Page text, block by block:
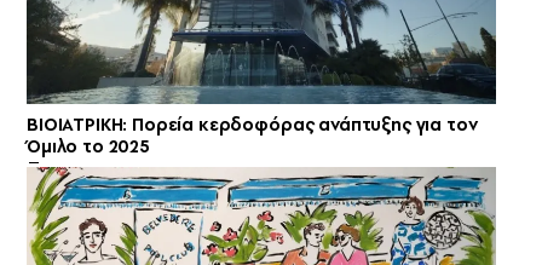
ΒΙΟΙΑΤΡΙΚΗ: Πορεία κερδοφόρας ανάπτυξης για τον
Όμιλο το 2025